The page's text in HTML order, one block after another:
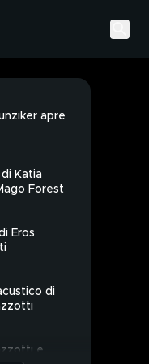
apre
Katia
Forest
Eros
di
e